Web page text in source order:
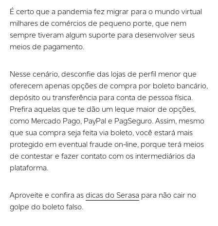
É certo que a pandemia fez migrar para o mundo virtual
milhares de comércios de pequeno porte, que nem
sempre tiveram algum suporte para desenvolver seus
meios de pagamento.
Nesse cenário, desconfie das lojas de perfil menor que
oferecem apenas opções de compra por boleto bancário,
depósito ou transferência para conta de pessoa física.
Prefira aquelas que te dão um leque maior de opções,
como Mercado Pago, PayPal e PagSeguro. Assim, mesmo
que sua compra seja feita via boleto, você estará mais
protegido em eventual fraude on-line, porque terá meios
de contestar e fazer contato com os intermediários da
plataforma.
Aproveite e confira asdicas do Serasa para não cair no
golpe do boleto falso.